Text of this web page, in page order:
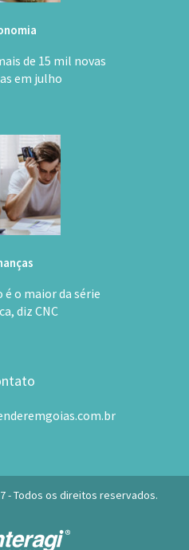
de 15 mil novas
em julho
o maior da série
diz CNC
- Todos os direitos reservados.